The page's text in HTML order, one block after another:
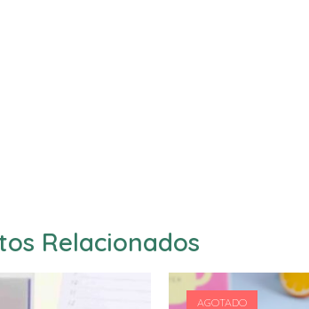
Relacionados
AGOTADO